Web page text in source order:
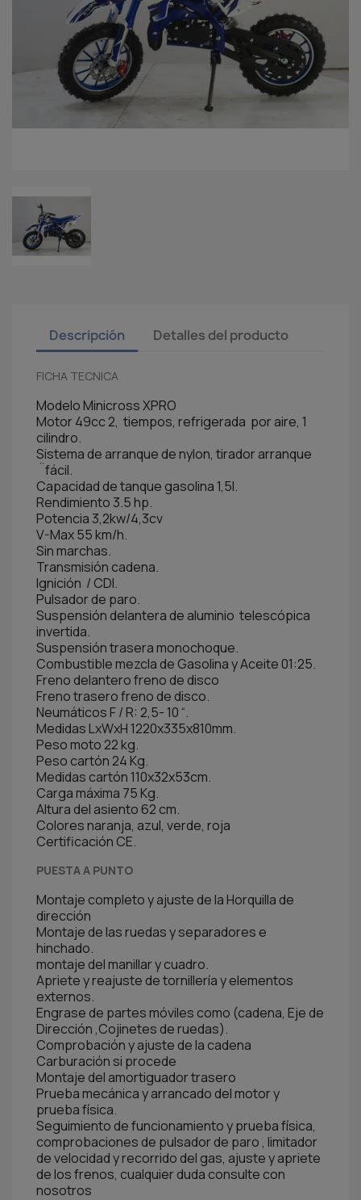
Descripción Detalles del producto
FICHA TECNICA
Modelo Minicross XPRO
Motor 49cc 2, tiempos, refrigerada por aire, 1
cilindro.
Sistema de arranque de nylon, tirador arranque
¨fácil.
Capacidad de tanque gasolina 1,5l.
Rendimiento 3.5 hp.
Potencia 3,2kw/4,3cv
V-Max 55 km/h.
Sin marchas.
Transmisión cadena.
Ignición / CDI.
Pulsador de paro.
Suspensión delantera de aluminio telescópica
invertida.
Suspensión trasera monochoque.
Combustible mezcla de Gasolina y Aceite 01:25.
Freno delantero freno de disco
Freno trasero freno de disco.
Neumáticos F / R: 2,5- 10 “.
Medidas LxWxH 1220x335x810mm.
Peso moto 22 kg.
Peso cartón 24 Kg.
Medidas cartón 110x32x53cm.
Carga máxima 75 Kg.
Altura del asiento 62 cm.
Colores naranja, azul, verde, roja
Certificación CE.
PUESTA A PUNTO
Montaje completo y ajuste de la Horquilla de
dirección
Montaje de las ruedas y separadores e
hinchado.
montaje del manillar y cuadro.
Apriete y reajuste de tornillería y elementos
externos.
Engrase de partes móviles como (cadena, Eje de
Dirección ,Cojinetes de ruedas).
Comprobación y ajuste de la cadena
Carburación si procede
Montaje del amortiguador trasero
Prueba mecánica y arrancado del motor y
prueba física.
Seguimiento de funcionamiento y prueba física,
comprobaciones de pulsador de paro , limitador
de velocidad y recorrido del gas, ajuste y apriete
de los frenos, cualquier duda consulte con
nosotros